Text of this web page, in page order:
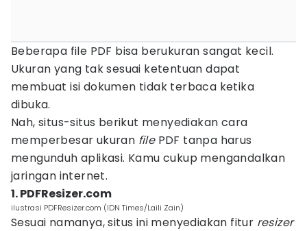
Beberapa file PDF bisa berukuran sangat kecil.
Ukuran yang tak sesuai ketentuan dapat
membuat isi dokumen tidak terbaca ketika
dibuka.
Nah, situs-situs berikut menyediakan cara
memperbesar ukuran filePDF tanpa harus
mengunduh aplikasi. Kamu cukup mengandalkan
jaringan internet.
1. PDFResizer.com
ilustrasi PDFResizer.com (IDN Times/Laili Zain)
Sesuai namanya, situs ini menyediakan fitur resizer